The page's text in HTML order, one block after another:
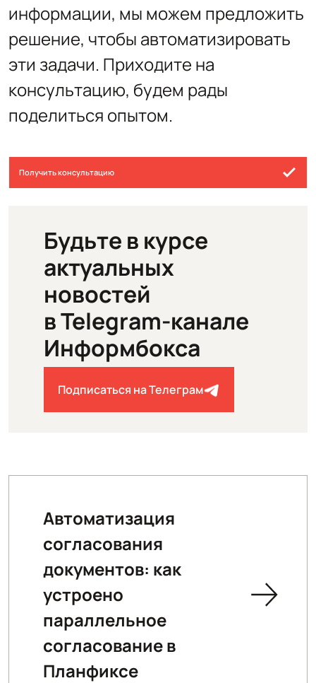
информации, мы можем предложить
решение, чтобы автоматизировать
эти задачи. Приходите на
консультацию, будем рады
поделиться опытом.
Получить консультацию
Будьте в курсе
актуальных
новостей
в Telegram-канале
Информбокса
Подписаться на Телеграм
Автоматизация
согласования
документов: как
устроено
параллельное
согласование в
Планфиксе